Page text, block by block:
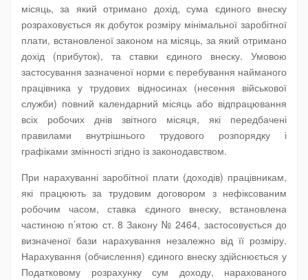
місяць, за який отримано дохід, сума єдиного внеску
розраховується як добуток розміру мінімальної заробітної
плати, встановленої законом на місяць, за який отримано
дохід (прибуток), та ставки єдиного внеску. Умовою
застосування зазначеної норми є перебування найманого
працівника у трудових відносинах (несення військової
служби) повний календарний місяць або відпрацювання
всіх робочих днів звітного місяця, які передбачені
правилами внутрішнього трудового розпорядку і
графіками змінності згідно із законодавством.
При нарахуванні заробітної плати (доходів) працівникам,
які працюють за трудовим договором з нефіксованим
робочим часом, ставка єдиного внеску, встановлена
частиною п’ятою ст. 8 Закону № 2464, застосовується до
визначеної бази нарахування незалежно від її розміру.
Нарахування (обчислення) єдиного внеску здійснюється у
Податковому розрахунку сум доходу, нарахованого